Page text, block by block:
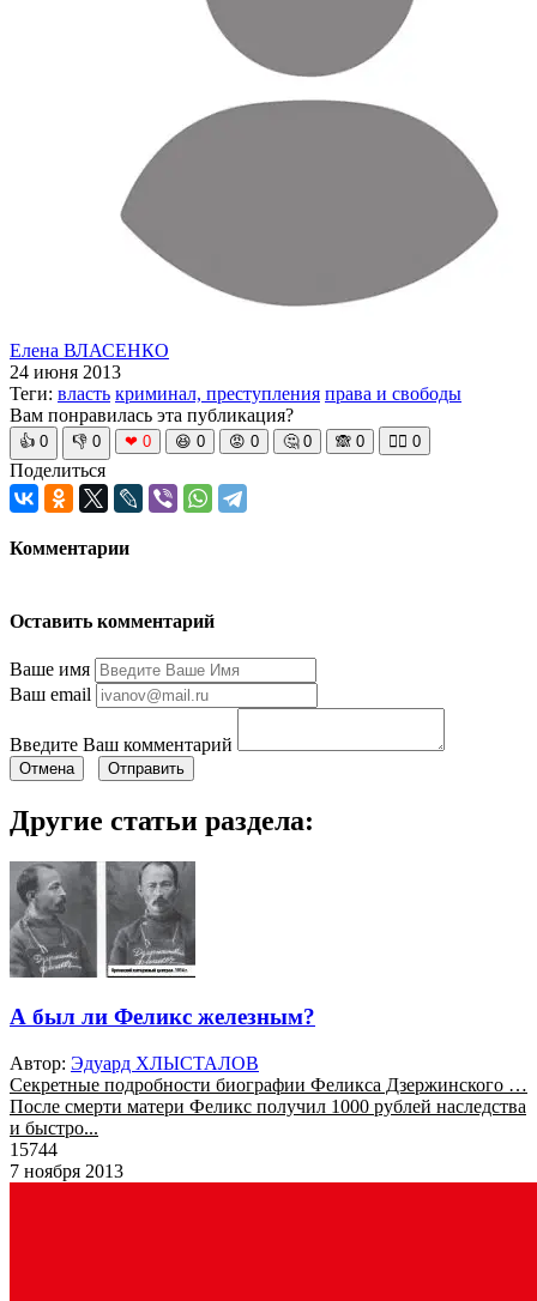
Елена ВЛАСЕНКО
24 июня 2013
Теги: власть криминал, преступления права и свободы
Вам понравилась эта публикация?
👍 0 👎 0 ❤ 0 😆 0 😡 0 🤔 0 🙈 0 🧘‍♀️ 0
Поделиться
Комментарии
Оставить комментарий
Ваше имя
Ваш email
Введите Ваш комментарий
Отмена Отправить
Другие статьи раздела:
А был ли Феликс железным?
Автор: Эдуард ХЛЫСТАЛОВ
Секретные подробности биографии Феликса Дзержинского …
После смерти матери Феликс получил 1000 рублей наследства
и быстро...
15744
7 ноября 2013